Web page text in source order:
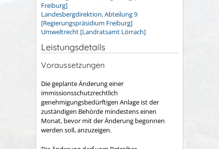
Freiburg]
Landesbergdirektion, Abteilung 9
[Regierungspräsidium Freiburg]
Umweltrecht [Landratsamt Lörrach]
Leistungsdetails
Voraussetzungen
Die geplante Änderung einer
immissionsschutzrechtlich
genehmigungsbedürftigen Anlage ist der
zuständigen Behörde mindestens einen
Monat, bevor mit der Änderung begonnen
werden soll, anzuzeigen.